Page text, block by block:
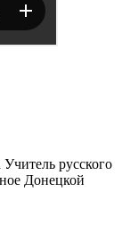
русского
Донецкой